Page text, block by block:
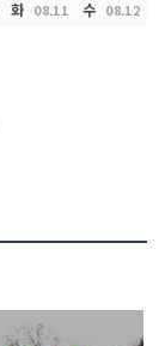
화 08.11 수 08.12